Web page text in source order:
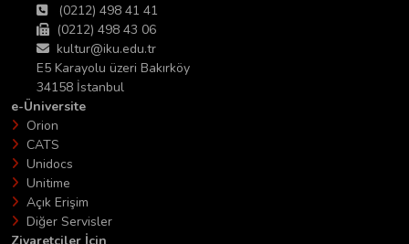
(0212) 498 41 41
(0212) 498 43 06
kultur@iku.edu.tr
E5 Karayolu üzeri Bakırköy
34158 İstanbul
e-Üniversite
Orion
CATS
Unidocs
Unitime
Açık Erişim
Diğer Servisler